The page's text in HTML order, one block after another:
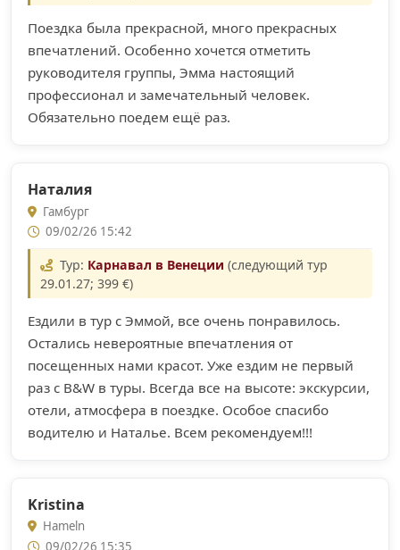
Поездка была прекрасной, много прекрасных
впечатлений. Особенно хочется отметить
руководителя группы, Эмма настоящий
профессионал и замечательный человек.
Обязательно поедем ещё раз.
Наталия
Гамбург
09/02/26 15:42
Тур: Карнавал в Венеции (следующий тур
29.01.27; 399 €)
Ездили в тур с Эммой, все очень понравилось.
Остались невероятные впечатления от
посещенных нами красот. Уже ездим не первый
раз с B&W в туры. Всегда все на высоте: экскурсии,
отели, атмосфера в поездке. Особое спасибо
водителю и Наталье. Всем рекомендуем!!!
Kristina
Hameln
09/02/26 15:35